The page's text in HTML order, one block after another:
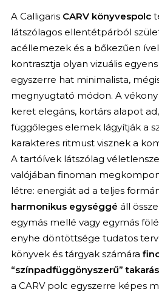
A Calligaris CARV könyvespolc
látszólagos ellentétpárból
acéllemezek és a bőkezűen
kontrasztja olyan vizuális
egyszerre hat minimalista,
megnyugtató módon. A
keret elegáns, kortárs alapot
függőleges elemek lágyítják a
karakteres ritmust visznek a
A tartóívek látszólag
valójában finoman
létre: energiát ad a teljes
harmonikus egységgé áll
egymás mellé vagy egymás
enyhe döntöttsége tudatos
könyvek és tárgyak számára
“színpadfüggönyszerű”
a CARV polc egyszerre képes